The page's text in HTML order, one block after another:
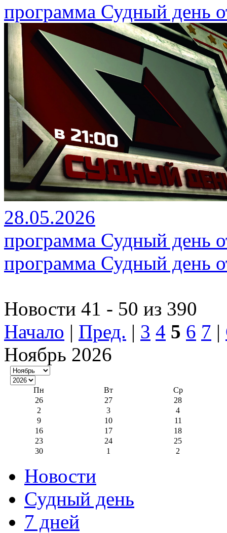
программа Судный день
28.05.2026
программа Судный день
программа Судный день
Новости 41 - 50 из 390
Начало | Пред. | 3 4 5 6 7 |
Ноябрь 2026
Пн Вт
Ср
26
27
28
2
3
4
9
10
11
16
17
18
23
24
25
30
1 2
Новости
Судный день
7 дней